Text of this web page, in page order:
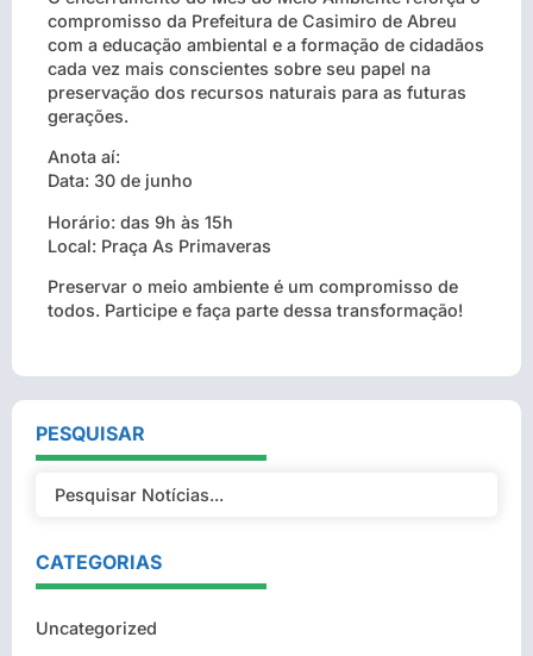
compromisso da Prefeitura de Casimiro de Abreu
com a educação ambiental e a formação de cidadãos
cada vez mais conscientes sobre seu papel na
preservação dos recursos naturais para as futuras
gerações.
Anota aí:
Data: 30 de junho
Horário: das 9h às 15h
Local: Praça As Primaveras
Preservar o meio ambiente é um compromisso de
todos. Participe e faça parte dessa transformação!
PESQUISAR
CATEGORIAS
Uncategorized